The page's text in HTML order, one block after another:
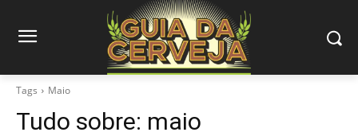
Tags Maio
Tudo sobre: maio